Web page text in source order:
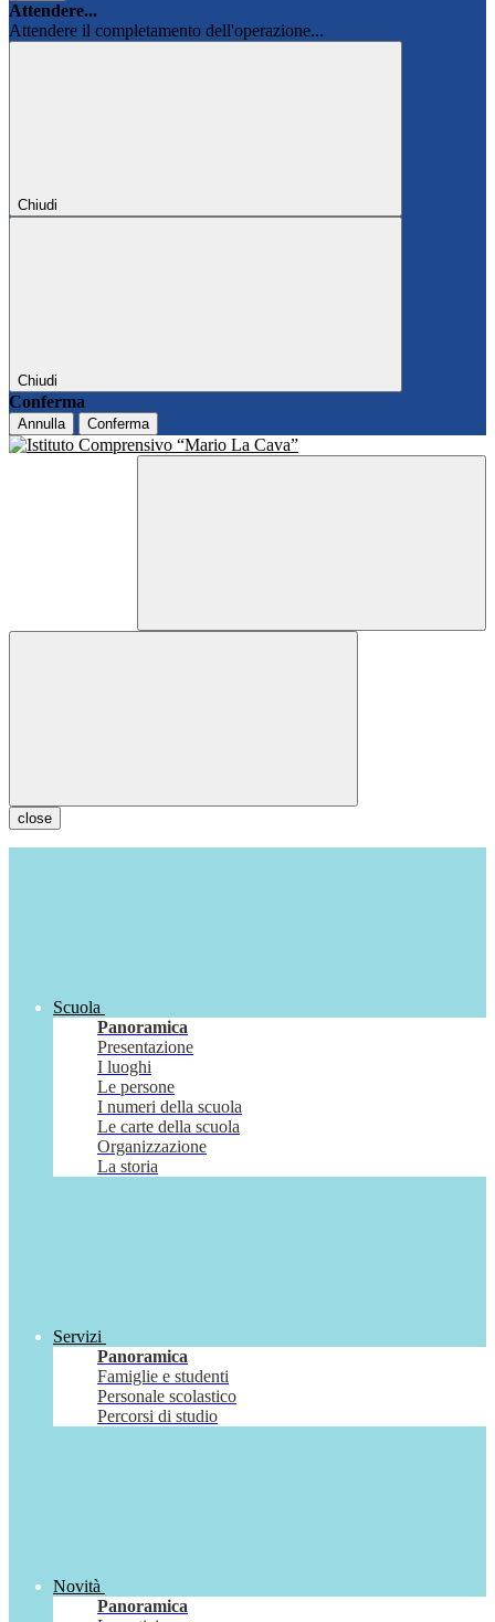
Attendere...
Attendere il completamento dell'operazione...
Chiudi
Chiudi
Conferma
Annulla Conferma
close
Scuola
Panoramica
Presentazione
I luoghi
Le persone
I numeri della scuola
Le carte della scuola
Organizzazione
La storia
Servizi
Panoramica
Famiglie e studenti
Personale scolastico
Percorsi di studio
Novità
Panoramica